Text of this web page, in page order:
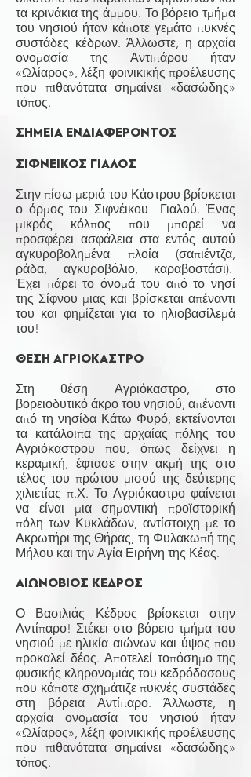
τα κρινάκια της άμμου. Το βόρειο τμήμα
του νησιού ήταν κάποτε γεμάτο πυκνές
συστάδες κέδρων. Άλλωστε, η αρχαία
ονομασία της Αντιπάρου ήταν
«Ωλίαρος», λέξη φοινικικής προέλευσης
που πιθανότατα σημαίνει «δασώδης»
τόπος.​​​​​​​​​​​​​​​​​​​​​
ΣΗΜΕΙΑ ΕΝΔΙΑΦΕΡΟΝΤΟΣ
ΣΙΦΝΕΙΚΟΣ ΓΙΑΛΟΣ
Στην πίσω μεριά του Κάστρου βρίσκεται
ο όρμος του Σιφνέικου Γιαλού. Ένας
μικρός κόλπος που μπορεί να
προσφέρει ασφάλεια στα εντός αυτού
αγκυροβολημένα πλοία (σαπιέντζα,
ράδα, αγκυροβόλιο, καραβοστάσι).
Έχει πάρει το όνομά του από το νησί
της Σίφνου μιας και βρίσκεται απέναντι
του και φημίζεται για το ηλιοβασίλεμά
του!
ΘΕΣΗ ΑΓΡΙΟΚΑΣΤΡΟ
Στη θέση Αγριόκαστρο, στο
βορειοδυτικό άκρο του νησιού, απέναντι
από τη νησίδα Κάτω Φυρό, εκτείνονται
τα κατάλοιπα της αρχαίας πόλης του
Αγριόκαστρου που, όπως δείχνει η
κεραμική, έφτασε στην ακμή της στο
τέλος του πρώτου μισού της δεύτερης
χιλιετίας π.Χ. Το Αγριόκαστρο φαίνεται
να είναι μια σημαντική προϊστορική
πόλη των Κυκλάδων, αντίστοιχη με το
Ακρωτήρι της Θήρας, τη Φυλακωπή της
Μήλου και την Αγία Ειρήνη της Κέας.
ΑΙΩΝΟΒΙΟΣ ΚΕΔΡΟΣ
Ο Βασιλιάς Κέδρος βρίσκεται στην
Αντίπαρο! Στέκει στο βόρειο τμήμα του
νησιού με ηλικία αιώνων και ύψος που
προκαλεί δέος. Αποτελεί τοπόσημο της
φυσικής κληρονομιάς του κεδρόδασους
που κάποτε σχημάτιζε πυκνές συστάδες
στη βόρεια Αντίπαρο. Άλλωστε, η
αρχαία ονομασία του νησιού ήταν
«Ωλίαρος», λέξη φοινικικής προέλευσης
που πιθανότατα σημαίνει «δασώδης»
τόπος.